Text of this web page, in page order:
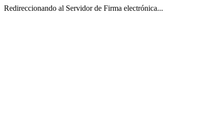
Redireccionando al Servidor de Firma electrónica...